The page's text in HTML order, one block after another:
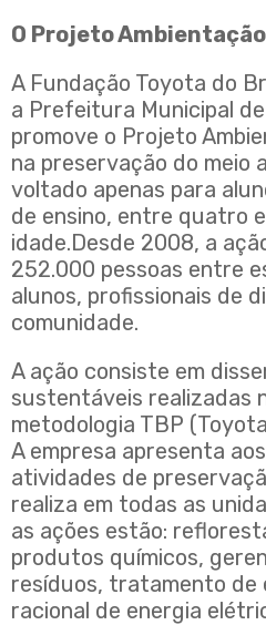
O Projeto Ambientação
A Fundação Toyota do
a Prefeitura Municipal
promove o Projeto
na preservação do meio
voltado apenas para
de ensino, entre quatro
idade.Desde 2008, a
252.000 pessoas entre
alunos, profissionais de
comunidade.
A ação consiste em
sustentáveis realizadas
metodologia TBP
A empresa apresenta
atividades de
realiza em todas as
as ações estão:
produtos químicos,
resíduos, tratamento de
racional de energia